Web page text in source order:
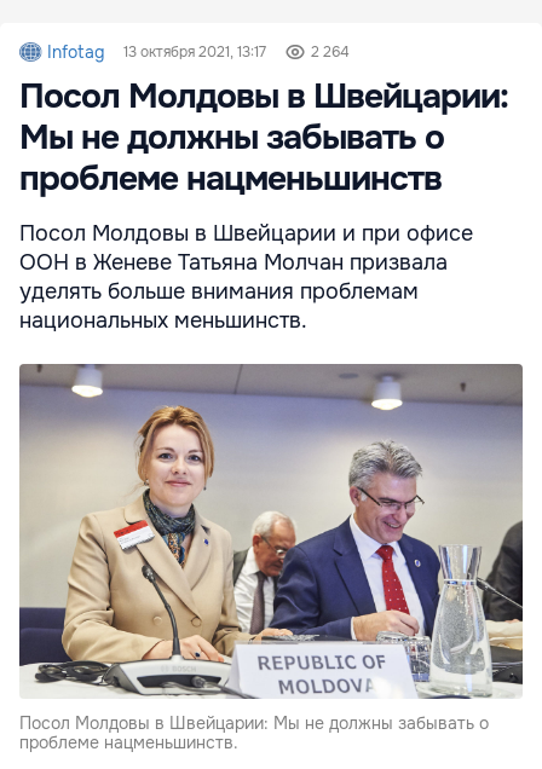
Infotag 13 октября 2021, 13:17 2 264
Посол Молдовы в Швейцарии:
Мы не должны забывать о
проблеме нацменьшинств
Посол Молдовы в Швейцарии и при офисе
ООН в Женеве Татьяна Молчан призвала
уделять больше внимания проблемам
национальных меньшинств.
Посол Молдовы в Швейцарии: Мы не должны забывать о
проблеме нацменьшинств.